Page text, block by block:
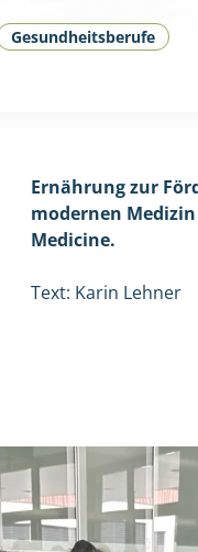
Gesundheitsberufe
Ernährung zur
modernen
Medicine.
Text: Karin Lehner